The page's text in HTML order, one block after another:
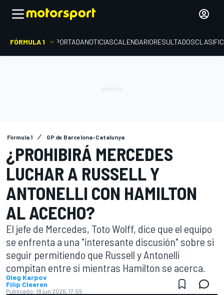
FÓRMULA 1 PORTADANOTICIASCALENDARIORESULTADOS
Fórmula 1 GP de Barcelona-Catalunya
¿PROHIBIRÁ MERCEDES
LUCHAR A RUSSELL Y
ANTONELLI CON HAMILTON
AL ACECHO?
El jefe de Mercedes, Toto Wolff, dice que el equipo
se enfrenta a una "interesante discusión" sobre si
seguir permitiendo que Russell y Antonelli
compitan entre sí mientras Hamilton se acerca.
Oleg Karpov
Filip Cleeren
Publicado: 18 jun 2026, 17:55